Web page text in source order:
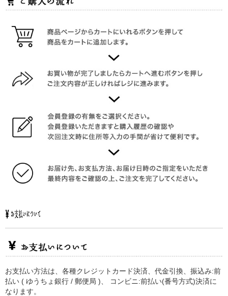
お支払い方法は、各種クレジットカード決済、代金引換、振込み:前
払い ( ゆうちょ銀行 / 郵便局 )、 コンビニ:前払い(番号方式)決済に
なります。